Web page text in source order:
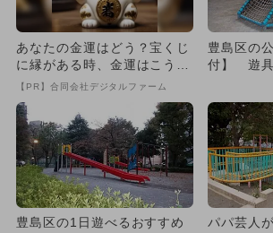
あなたの金運はどう？宝くじ
に縁がある時、金運はこう変
わる
【PR】合同会社デジタルファーム
豊島区の
付】 遊具
豊島区の1日遊べるおすすめ
パパ芸人